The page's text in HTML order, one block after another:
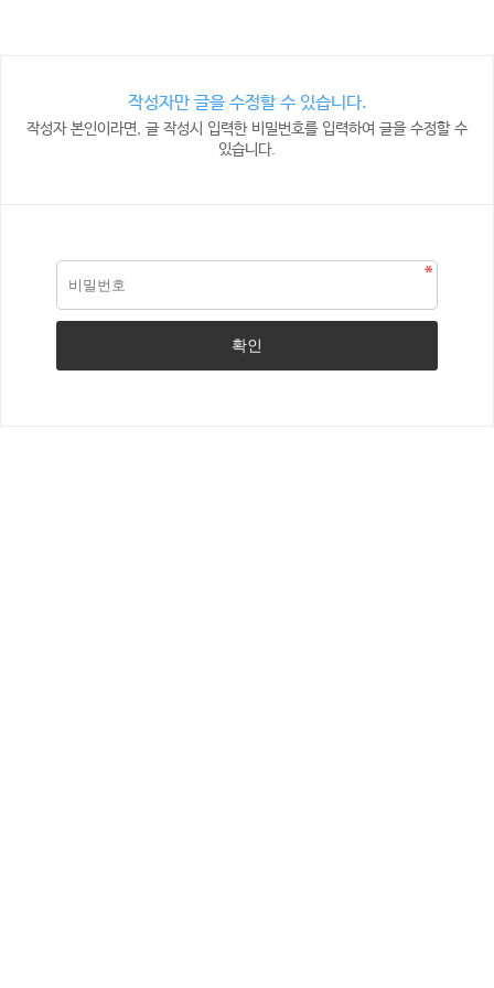
작성자만 글을 수정할 수 있습니다.
작성자 본인이라면, 글 작성시 입력한 비밀번호를 입력하여 글을 수정할 수
있습니다.